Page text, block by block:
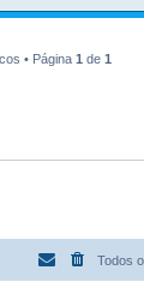
• Página 1 de 1
Todos